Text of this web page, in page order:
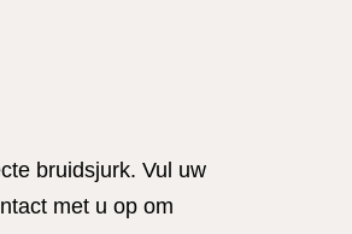
bruidsjurk. Vul uw
met u op om